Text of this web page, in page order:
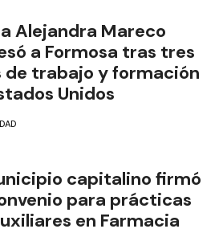
Alejandra Mareco
a Formosa tras tres
de trabajo y formación
Unidos
capitalino firmó
para prácticas
en Farmacia